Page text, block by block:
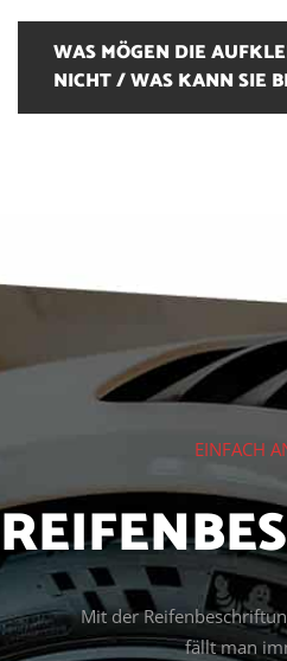
WAS MÖGEN DIE
NICHT / WAS KANN SIE
EINFACH
Mit der
fällt man